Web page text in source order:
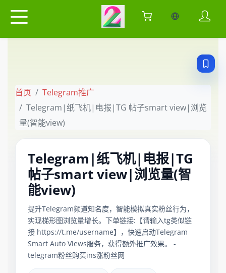
当前语言：中
首页
Telegram推广
Telegram|纸飞机|电报|TG 帖子smart view|浏览
量(智能view)
Telegram|纸飞机|电报|TG
帖子smart view|浏览量(智
能view)
提升Telegram频道知名度，智能模拟真实粉丝行为，
实现梯形图浏览量增长。下单链接:【请输入tg类似链
接 https://t.me/username】，快速启动Telegram
Smart Auto Views服务，获得额外推广效果。 -
telegram粉丝购买ins涨粉丝网